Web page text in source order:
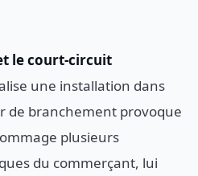
le court-circuit
une installation dans
de branchement provoque
plusieurs
du commerçant, lui